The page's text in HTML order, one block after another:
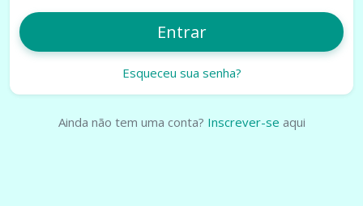
Entrar
Esqueceu sua senha?
Ainda não tem uma conta? Inscrever-se aqui